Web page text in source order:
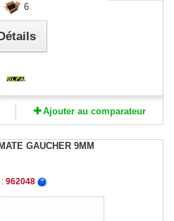
6
Ajouter au comparateur
GAUCHER 9MM
962048